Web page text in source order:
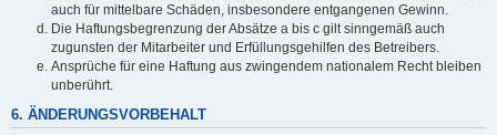
auch für mittelbare Schäden, insbesondere entgangenen Gewinn.
Die Haftungsbegrenzung der Absätze a bis c gilt sinngemäß auch
zugunsten der Mitarbeiter und Erfüllungsgehilfen des Betreibers.
Ansprüche für eine Haftung aus zwingendem nationalem Recht bleiben
unberührt.
6. ÄNDERUNGSVORBEHALT